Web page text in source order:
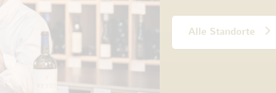
Alle Standorte